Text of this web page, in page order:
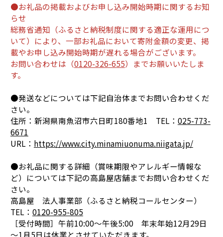
●お礼品の掲載およびお申し込み開始時期に関するお知
らせ
総務省通知（ふるさと納税制度に関する適正な運用につ
いて）により、一部お礼品において寄附金額の変更、掲
載やお申し込み開始時期が遅れる場合がございます。
お問い合わせは（0120-326-655）までお願いいたしま
す。
●発送などについては下記自治体までお問い合わせくだ
さい。
住所：新潟県南魚沼市六日町180番地1 TEL： 025-773-
6671
URL： https://www.city.minamiuonuma.niigata.jp/
●お礼品に関する詳細（賞味期限やアレルギー情報な
ど）については下記の高島屋店舗までお問い合わせくだ
さい。
高島屋 法人事業部（ふるさと納税コールセンター）
TEL： 0120-955-805
［受付時間］午前10:00～午後5:00 年末年始12月29日
～1月5日は休業とさせていただきます。